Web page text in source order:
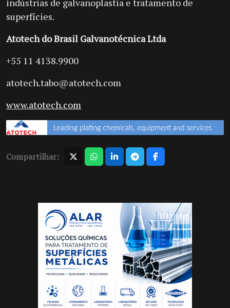
superfícies.
Atotech do Brasil Galvanotécnica Ltda
+55 11 4138.9900
atotech.tabo@atotech.com
www.atotech.com
Compartilhar: